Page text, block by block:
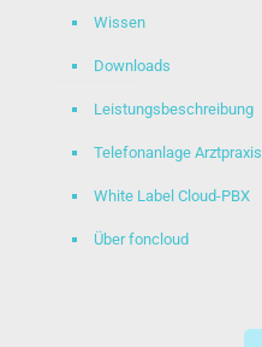
Wissen
Downloads
Leistungsbeschreibung
Telefonanlage Arztpraxis
White Label Cloud-PBX
Über foncloud